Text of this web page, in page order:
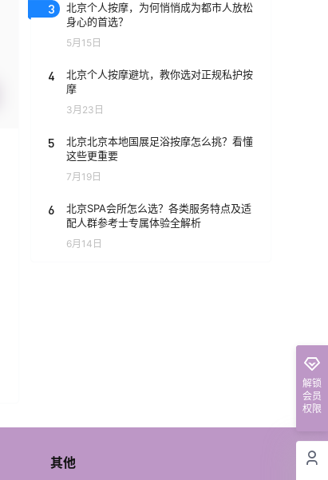
3
北京个人按摩，为何悄悄成为都市人放松
身心的首选？
5月15日
4
北京个人按摩避坑，教你选对正规私护按
摩
3月23日
5
北京北京本地国展足浴按摩怎么挑？看懂
这些更重要
7月19日
6
北京SPA会所怎么选？各类服务特点及适
配人群参考士专属体验全解析
6月14日
解锁
会员
权限
其他